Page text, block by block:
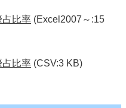
占比率 (Excel2007～:15
占比率 (CSV:3 KB)